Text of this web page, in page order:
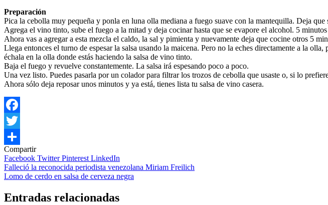
Preparación
Pica la cebolla muy pequeña y ponla en luna olla mediana a fuego suave con la mantequilla. Deja que
Agrega el vino tinto, sube el fuego a la mitad y deja cocinar hasta que se evapore el alcohol. 5
Ahora vas a agregar a esta mezcla el caldo, la sal y pimienta y nuevamente deja que cocine otros 5
Llega entonces el turno de espesar la salsa usando la maicena. Pero no la eches directamente a la
échala en la olla donde estás haciendo la salsa de vino tinto.
Baja el fuego y revuelve constantemente. La salsa irá espesando poco a poco.
Una vez listo. Puedes pasarla por un colador para filtrar los trozos de cebolla que usaste o, si lo
Ahora sólo deja reposar unos minutos y ya está, tienes lista tu salsa de vino casera.
Facebook
Twitter
Compartir
Compartir
Facebook TwitterPinterest LinkedIn
Navegación
de
entradas
Falleció la reconocida periodista venezolana Miriam Freilich
Lomo de cerdo en salsa de cerveza negra
Entradas relacionadas